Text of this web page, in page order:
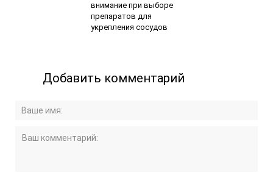
внимание при выборе
препаратов для
укрепления сосудов
Добавить комментарий